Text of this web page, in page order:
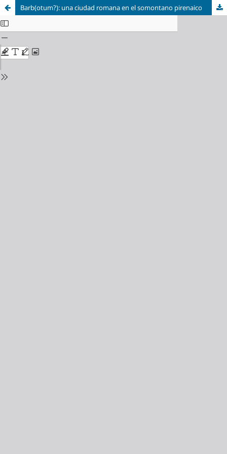
Barb(otum?): una ciudad romana en el somontano pirenaico